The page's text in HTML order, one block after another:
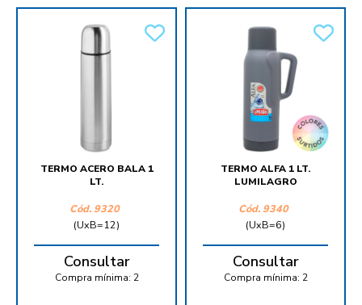
TERMO ACERO BALA 1
LT.
Cód. 9320
(UxB=12)
Consultar
Compra mínima: 2
TERMO ALFA 1 LT.
LUMILAGRO
Cód. 9340
(UxB=6)
Consultar
Compra mínima: 2